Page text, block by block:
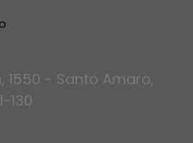
1550 - Santo Amaro,
130